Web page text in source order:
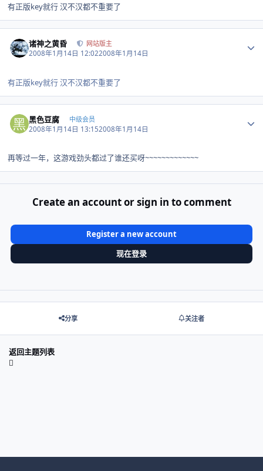
有正版key就行 汉不汉都不重要了
诸神之黄昏 网站版主
2008年1月14日 12:022008年1月14日
有正版key就行 汉不汉都不重要了
黑色豆腐 中级会员
2008年1月14日 13:152008年1月14日
再等过一年，这游戏劲头都过了谁还买呀~~~~~~~~~~~~~
Create an account or sign in to comment
Register a new account
现在登录
分享 关注者
返回主题列表